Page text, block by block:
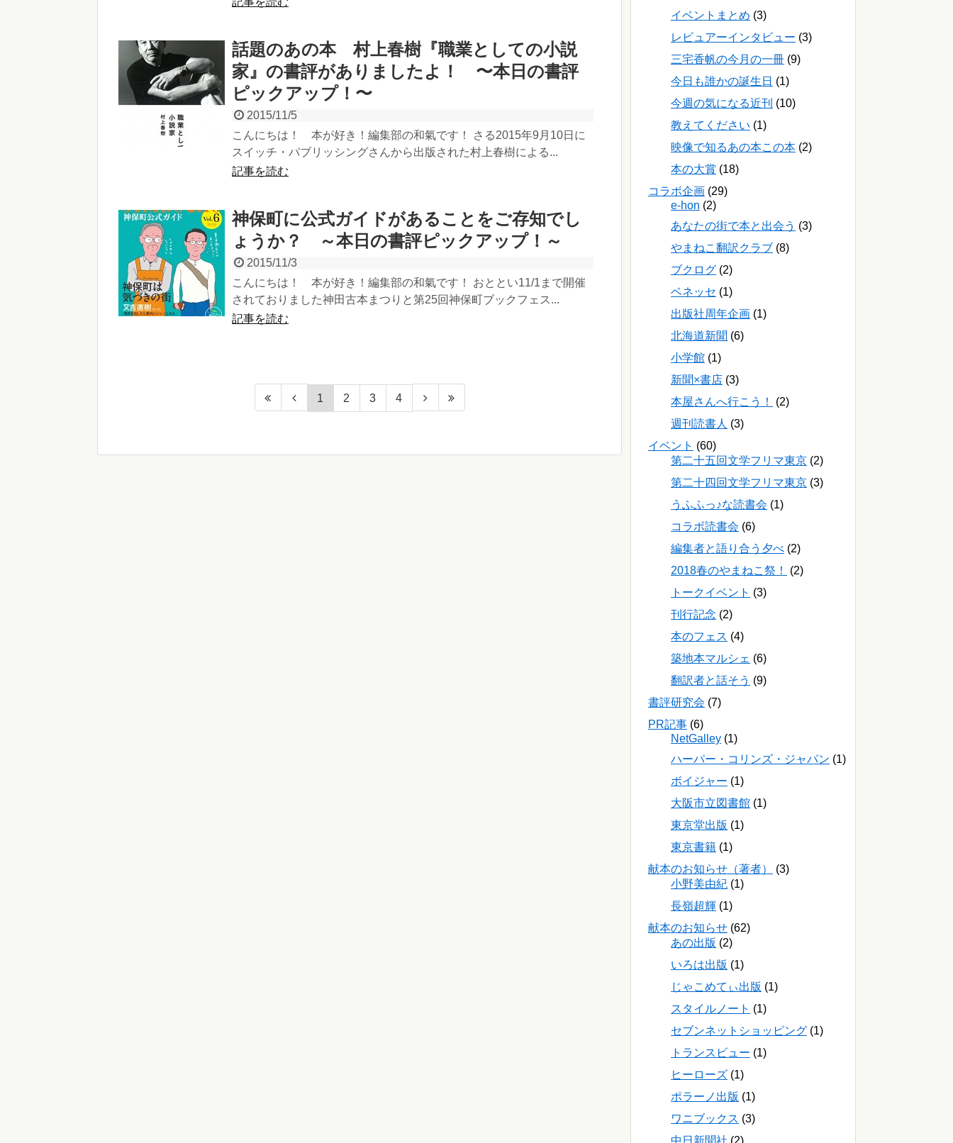
話題のあの本 村上春樹『職業としての小説
家』の書評がありましたよ！ 〜本日の書評
ピックアップ！〜
2015/11/5
こんにちは！ 本が好き！編集部の和氣です！ さる2015年9月10日に
スイッチ・パブリッシングさんから出版された村上春樹による...
記事を読む
神保町に公式ガイドがあることをご存知でし
ょうか？ ～本日の書評ピックアップ！～
2015/11/3
こんにちは！ 本が好き！編集部の和氣です！ おととい11/1まで開催
されておりました神田古本まつりと第25回神保町ブックフェス...
記事を読む
1 2 3 4
イベントまとめ (3)
レビュアーインタビュー (3)
三宅香帆の今月の一冊 (9)
今日も誰かの誕生日 (1)
今週の気になる近刊 (10)
教えてください (1)
映像で知るあの本この本 (2)
本の大賞 (18)
コラボ企画 (29)
e-hon (2)
あなたの街で本と出会う (3)
やまねこ翻訳クラブ (8)
ブクログ (2)
ベネッセ (1)
出版社周年企画 (1)
北海道新聞 (6)
小学館 (1)
新聞×書店 (3)
本屋さんへ行こう！
(2)
週刊読書人 (3)
イベント (60)
第二十五回文学フリマ東京 (2)
第二十四回文学フリマ東京 (3)
うふふっ♪な読書会 (1)
コラボ読書会 (6)
編集者と語り合う夕べ (2)
2018春のやまねこ祭！
(2)
トークイベント (3)
刊行記念 (2)
本のフェス (4)
築地本マルシェ (6)
翻訳者と話そう (9)
書評研究会 (7)
PR記事 (6)
NetGalley (1)
ハーパー・コリンズ・ジャパン (1)
ボイジャー (1)
大阪市立図書館 (1)
東京堂出版 (1)
東京書籍 (1)
献本のお知らせ（著者）
(3)
小野美由紀 (1)
長嶺超輝 (1)
献本のお知らせ (62)
あの出版 (2)
いろは出版 (1)
じゃこめてぃ出版 (1)
スタイルノート (1)
セブンネットショッピング (1)
トランスビュー (1)
ヒーローズ (1)
ポラーノ出版 (1)
ワニブックス (3)